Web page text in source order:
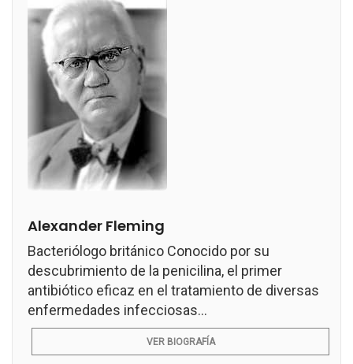
Alexander Fleming
Bacteriólogo británico Conocido por su
descubrimiento de la penicilina, el primer
antibiótico eficaz en el tratamiento de diversas
enfermedades infecciosas...
VER BIOGRAFÍA